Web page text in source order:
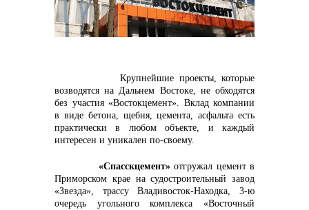
контакты отдела закупок
Контакты
Крупнейшие проекты, которые
возводятся на Дальнем Востоке, не обходятся
без участия «Востокцемент». Вклад компании
в виде бетона, щебня, цемента, асфальта есть
практически в любом объекте, и каждый
интересен и уникален по-своему.
«Спасскцемент» отгружал цемент в
Приморском крае на судостроительный завод
«Звезда», трассу Владивосток-Находка, 3-ю
очередь угольного комплекса «Восточный